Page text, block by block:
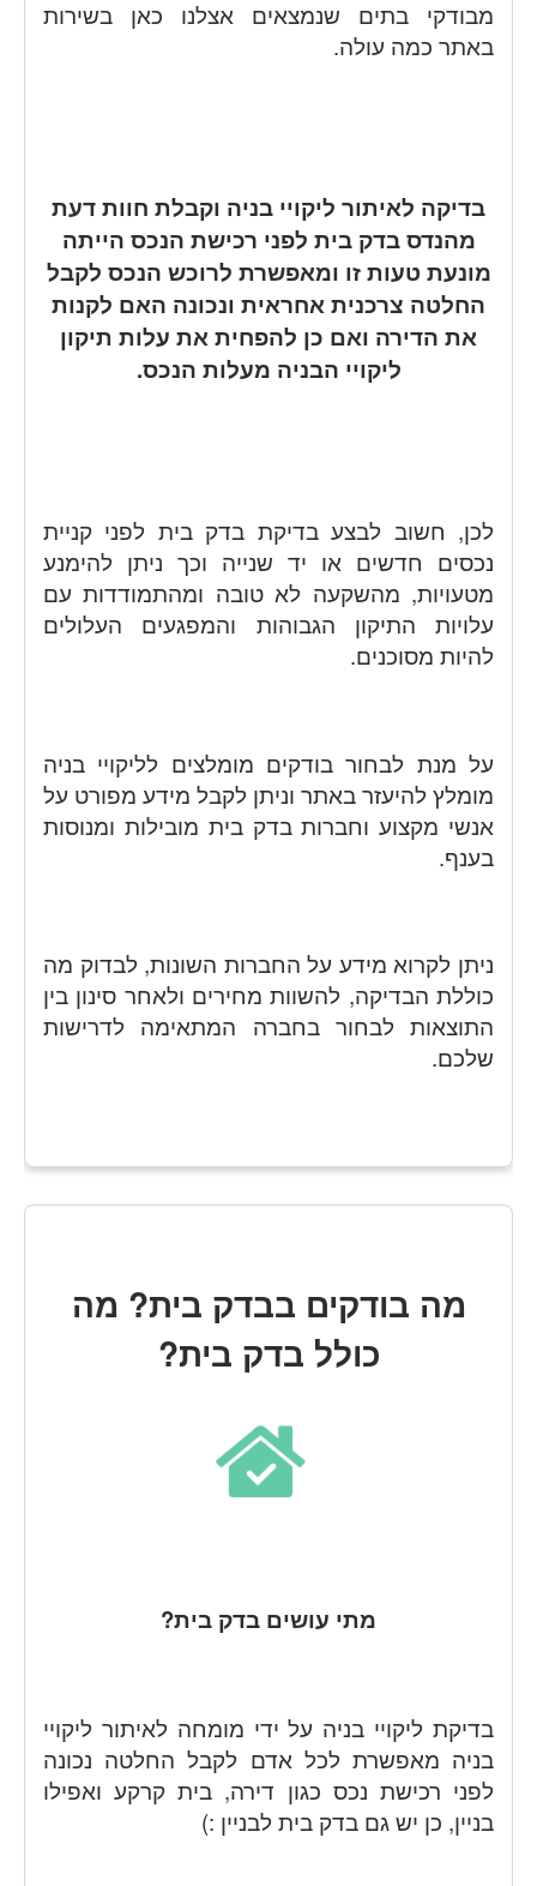
מבודקי בתים שנמצאים אצלנו כאן בשירות
באתר כמה עולה.
בדיקה לאיתור ליקויי בניה וקבלת חוות דעת
מהנדס בדק בית לפני רכישת הנכס הייתה
מונעת טעות זו ומאפשרת לרוכש הנכס לקבל
החלטה צרכנית אחראית ונכונה האם לקנות
את הדירה ואם כן להפחית את עלות תיקון
ליקויי הבניה מעלות הנכס.
לכן, חשוב לבצע בדיקת בדק בית לפני קניית
נכסים חדשים או יד שנייה וכך ניתן להימנע
מטעויות, מהשקעה לא טובה ומהתמודדות עם
עלויות התיקון הגבוהות והמפגעים העלולים
להיות מסוכנים.
על מנת לבחור בודקים מומלצים לליקויי בניה
מומלץ להיעזר באתר וניתן לקבל מידע מפורט על
אנשי מקצוע וחברות בדק בית מובילות ומנוסות
בענף.
ניתן לקרוא מידע על החברות השונות, לבדוק מה
כוללת הבדיקה, להשוות מחירים ולאחר סינון בין
התוצאות לבחור בחברה המתאימה לדרישות
שלכם.
מה בודקים בבדק בית? מה
כולל בדק בית?
מתי עושים בדק בית?
בדיקת ליקויי בניה על ידי מומחה לאיתור ליקויי
בניה מאפשרת לכל אדם לקבל החלטה נכונה
לפני רכישת נכס כגון דירה, בית קרקע ואפילו
בניין, כן יש גם בדק בית לבניין :)